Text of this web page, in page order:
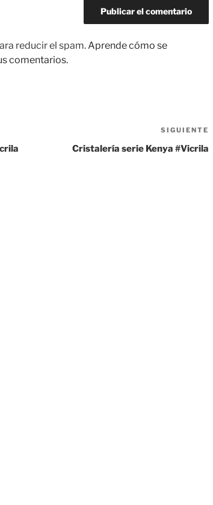
reducir el spam.Aprende cómo se
comentarios.
SIGUIENTE
Cristalería serie Kenya #Vicrila